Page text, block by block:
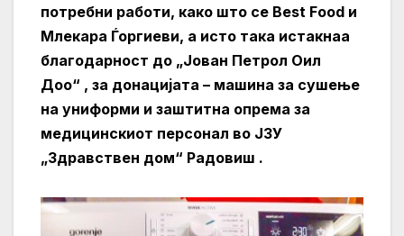
потребни работи, како што се Best Food и
Млекара Ѓоргиеви, а исто така истакнаа
благодарност до „Јован Петрол Оил
Доо“ , за донацијата – машина за сушење
на униформи и заштитна опрема за
медицинскиот персонал во ЈЗУ
„Здравствен дом“ Радовиш .